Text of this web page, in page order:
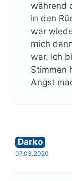
während
in den
war
mich
war. Ich
Stimmen
Angst
Darko
07.03.2020